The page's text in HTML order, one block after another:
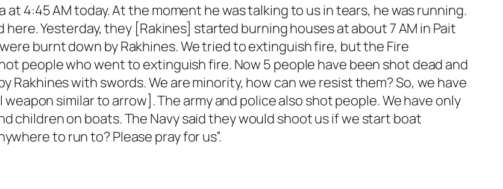
4:45 AM today. At the moment he was talking to us in tears, he was running.
here. Yesterday, they [Rakines] started burning houses at about 7 AM in Pait
burnt down by Rakhines. We tried to extinguish fire, but the Fire
people who went to extinguish fire. Now 5 people have been shot dead and
Rakhines with swords. We are minority, how can we resist them? So, we have
similar to arrow]. The army and police also shot people. We have only
children on boats. The Navy said they would shoot us if we start boat
to run to? Please pray for us”.